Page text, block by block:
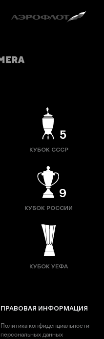
5
КУБОК СССР
9
КУБОК РОССИИ
КУБОК УЕФА
ПРАВОВАЯ ИНФОРМАЦИЯ
Политика конфиденциальности
персональных данных